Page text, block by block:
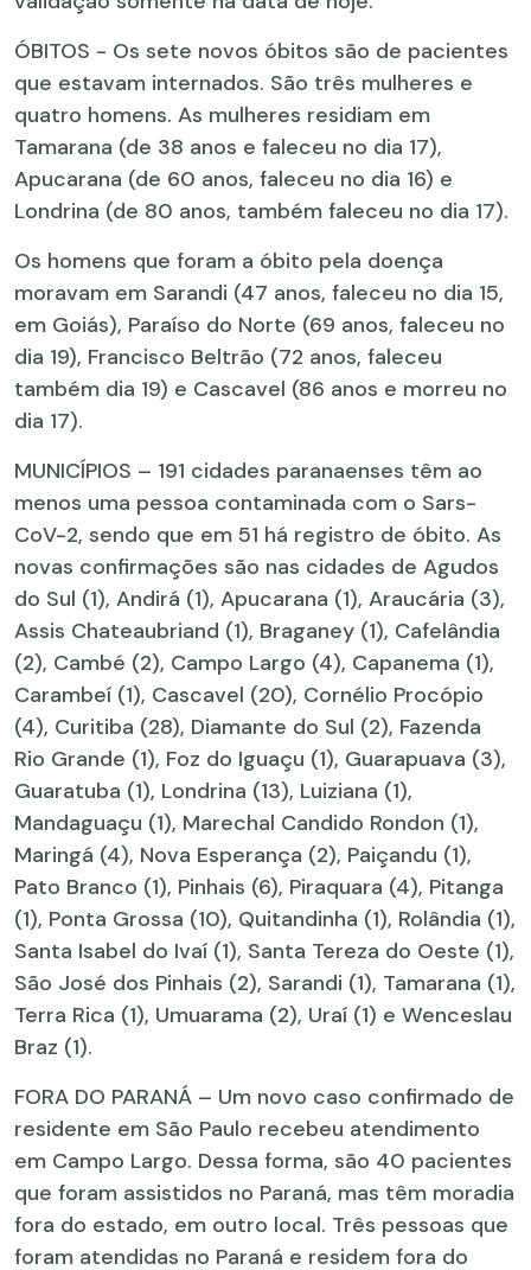
ÓBITOS - Os sete novos óbitos são de pacientes
que estavam internados. São três mulheres e
quatro homens. As mulheres residiam em
Tamarana (de 38 anos e faleceu no dia 17),
Apucarana (de 60 anos, faleceu no dia 16) e
Londrina (de 80 anos, também faleceu no dia 17).
Os homens que foram a óbito pela doença
moravam em Sarandi (47 anos, faleceu no dia 15,
em Goiás), Paraíso do Norte (69 anos, faleceu no
dia 19), Francisco Beltrão (72 anos, faleceu
também dia 19) e Cascavel (86 anos e morreu no
dia 17).
MUNICÍPIOS – 191 cidades paranaenses têm ao
menos uma pessoa contaminada com o Sars-
CoV-2, sendo que em 51 há registro de óbito. As
novas confirmações são nas cidades de Agudos
do Sul (1), Andirá (1), Apucarana (1), Araucária (3),
Assis Chateaubriand (1), Braganey (1), Cafelândia
(2), Cambé (2), Campo Largo (4), Capanema (1),
Carambeí (1), Cascavel (20), Cornélio Procópio
(4), Curitiba (28), Diamante do Sul (2), Fazenda
Rio Grande (1), Foz do Iguaçu (1), Guarapuava (3),
Guaratuba (1), Londrina (13), Luiziana (1),
Mandaguaçu (1), Marechal Candido Rondon (1),
Maringá (4), Nova Esperança (2), Paiçandu (1),
Pato Branco (1), Pinhais (6), Piraquara (4), Pitanga
(1), Ponta Grossa (10), Quitandinha (1), Rolândia (1),
Santa Isabel do Ivaí (1), Santa Tereza do Oeste (1),
São José dos Pinhais (2), Sarandi (1), Tamarana (1),
Terra Rica (1), Umuarama (2), Uraí (1) e Wenceslau
Braz (1).
FORA DO PARANÁ – Um novo caso confirmado de
residente em São Paulo recebeu atendimento
em Campo Largo. Dessa forma, são 40 pacientes
que foram assistidos no Paraná, mas têm moradia
fora do estado, em outro local. Três pessoas que
foram atendidas no Paraná e residem fora do